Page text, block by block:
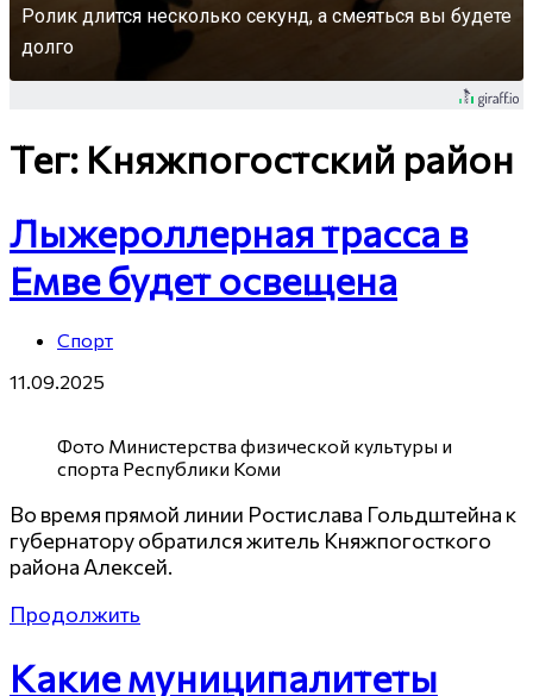
Ролик длится несколько секунд, а смеяться вы будете
долго
Тег: Княжпогостский район
Лыжероллерная трасса в
Емве будет освещена
Спорт
11.09.2025
Фото Министерства физической культуры и
спорта Республики Коми
Во время прямой линии Ростислава Гольдштейна к
губернатору обратился житель Княжпогосткого
района Алексей.
Продолжить
Какие муниципалитеты